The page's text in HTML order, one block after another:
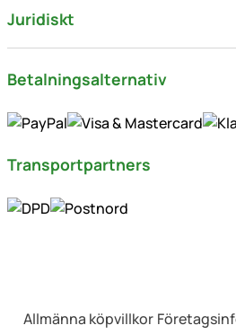
Juridiskt
Betalningsalternativ
Transportpartners
Allmänna köpvillkor